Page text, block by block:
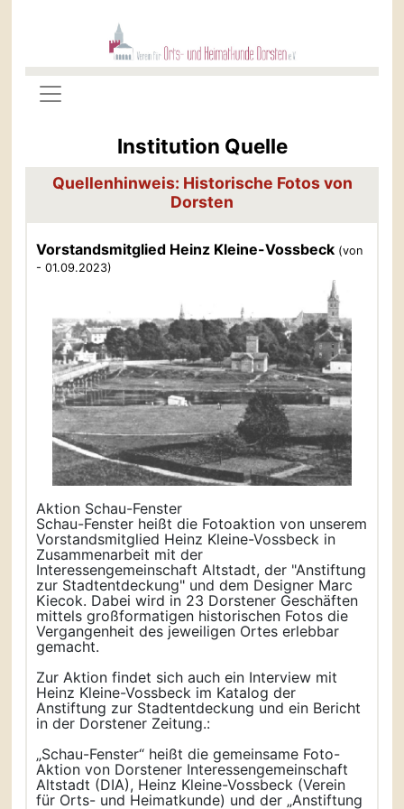
Institution Quelle
Quellenhinweis: Historische Fotos von
Dorsten
Vorstandsmitglied Heinz Kleine-Vossbeck (von
- 01.09.2023)
Aktion Schau-Fenster
Schau-Fenster heißt die Fotoaktion von unserem
Vorstandsmitglied Heinz Kleine-Vossbeck in
Zusammenarbeit mit der
Interessengemeinschaft Altstadt, der "Anstiftung
zur Stadtentdeckung" und dem Designer Marc
Kiecok. Dabei wird in 23 Dorstener Geschäften
mittels großformatigen historischen Fotos die
Vergangenheit des jeweiligen Ortes erlebbar
gemacht.
Zur Aktion findet sich auch ein Interview mit
Heinz Kleine-Vossbeck im Katalog der
Anstiftung zur Stadtentdeckung und ein Bericht
in der Dorstener Zeitung.:
„Schau-Fenster“ heißt die gemeinsame Foto-
Aktion von Dorstener Interessengemeinschaft
Altstadt (DIA), Heinz Kleine-Vossbeck (Verein
für Orts- und Heimatkunde) und der „Anstiftung